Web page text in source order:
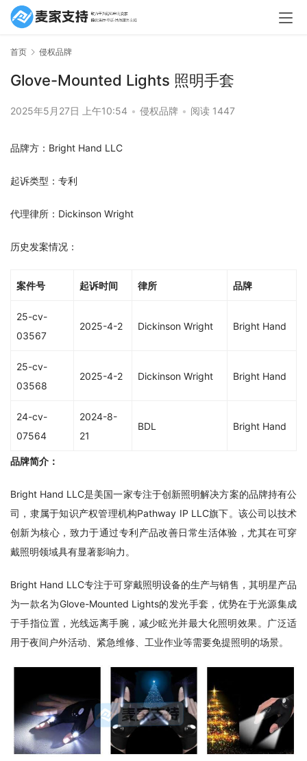
首页 侵权品牌
Glove-Mounted Lights 照明手套
2025年5月27日 上午10:54 • 侵权品牌 • 阅读 1447
品牌方：Bright Hand LLC
起诉类型：专利
代理律所：Dickinson Wright
历史发案情况：
案件号 起诉时间 律所 品牌
25-cv-
03567
2025-4-2 Dickinson Wright Bright Hand
25-cv-
03568
2025-4-2 Dickinson Wright Bright Hand
24-cv-
07564
2024-8-
21
BDL Bright Hand
品牌简介：
Bright Hand LLC是美国一家专注于创新照明解决方案的品牌持有公
司，隶属于知识产权管理机构Pathway IP LLC旗下。该公司以技术
创新为核心，致力于通过专利产品改善日常生活体验，尤其在可穿
戴照明领域具有显著影响力。
Bright Hand LLC专注于可穿戴照明设备的生产与销售，其明星产品
为一款名为Glove-Mounted Lights的发光手套，优势在于光源集成
于手指位置，光线远离手腕，减少眩光并最大化照明效果。广泛适
用于夜间户外活动、紧急维修、工业作业等需要免提照明的场景。